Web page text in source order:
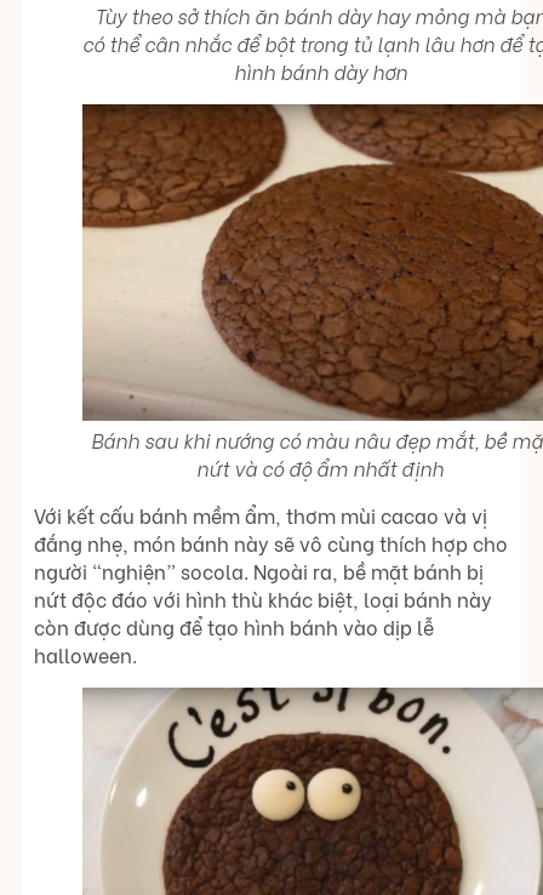
Tùy theo sở thích ăn bánh dày hay mỏng mà
có thể cân nhắc để bột trong tủ lạnh lâu hơn để
hình bánh dày hơn
Bánh sau khi nướng có màu nâu đẹp mắt, bề
nứt và có độ ẩm nhất định
Với kết cấu bánh mềm ẩm, thơm mùi cacao và vị
đắng nhẹ, món bánh này sẽ vô cùng thích hợp cho
người “nghiện” socola. Ngoài ra, bề mặt bánh bị
nứt độc đáo với hình thù khác biệt, loại bánh này
còn được dùng để tạo hình bánh vào dịp lễ
halloween.